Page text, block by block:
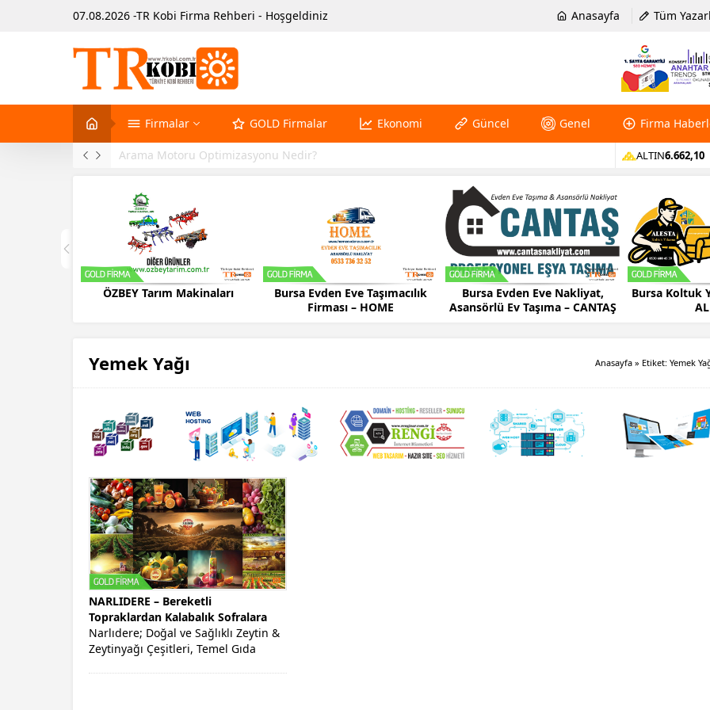
07.08.2026 -TR Kobi Firma Rehberi - Hoşgeldiniz Anasayfa Tüm
Firmalar GOLD Firmalar Ekonomi Güncel Genel Firma
Arama Motoru Optimizasyonu Nedir? ALTIN6.662,10
ÖZBEY Tarım Makinaları
Bursa Evden Eve Taşımacılık
Firması – HOME
Bursa Evden Eve Nakliyat,
Asansörlü Ev Taşıma – CANTAŞ
Bursa Koltuk
Yemek Yağı Anasayfa » Etiket: Yemek
NARLIDERE – Bereketli
Topraklardan Kalabalık Sofralara
Narlıdere; Doğal ve Sağlıklı Zeytin &
Zeytinyağı Çeşitleri, Temel Gıda